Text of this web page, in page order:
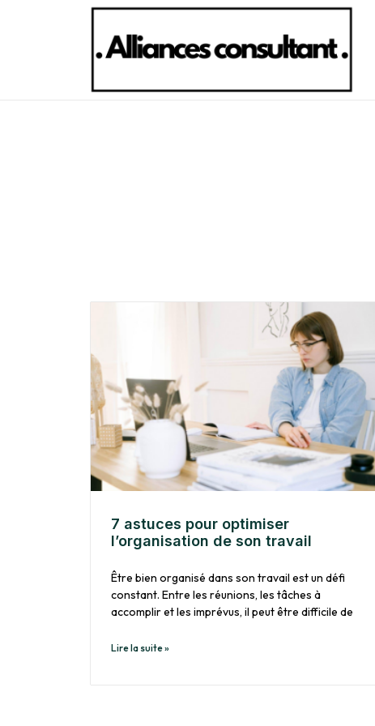
7 astuces pour optimiser
l’organisation de son travail
Être bien organisé dans son travail est un défi
constant. Entre les réunions, les tâches à
accomplir et les imprévus, il peut être difficile de
Lire la suite »